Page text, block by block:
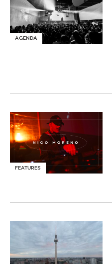
AGENDA
FEATURES